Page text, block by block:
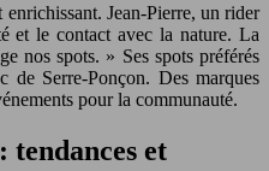
enrichissant. Jean-Pierre, un rider
et le contact avec la nature. La
nos spots. » Ses spots préférés
Serre-Ponçon. Des marques
pour la communauté.
et